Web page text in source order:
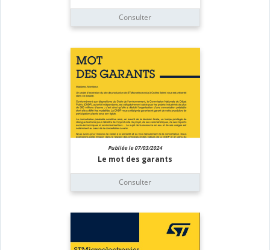
Consulter
Publiée le 07/03/2024
Le mot des garants
Consulter